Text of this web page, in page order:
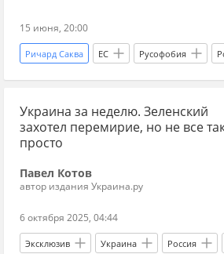
15 июня, 20:00
Ричард Саква ЕС Русофобия
СССР США Сербия Чехия
Эксклюзив Псков общественная
Внутри и снаружи
Украина за неделю. Зеленский
захотел перемирие, но не все
просто
Павел Котов
автор издания Украина.ру
6 октября 2025, 04:44
Эксклюзив Украина Россия